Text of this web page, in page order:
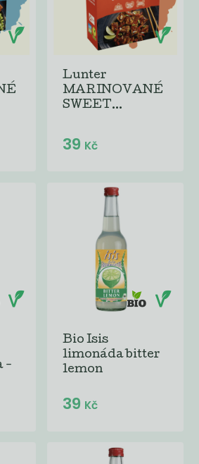
Lunter
MARINOVANÉ
SWEET...
39 Kč
-
Bio Isis
limonáda bitter
lemon
39 Kč